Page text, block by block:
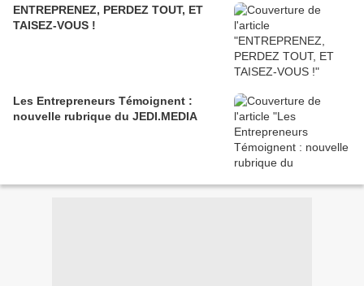
ENTREPRENEZ, PERDEZ TOUT, ET
TAISEZ-VOUS !
Les Entrepreneurs Témoignent :
nouvelle rubrique du JEDI.MEDIA